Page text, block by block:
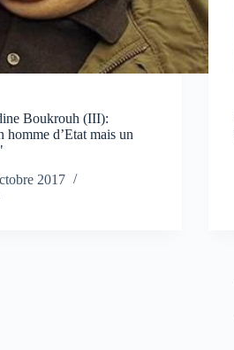
Boukrouh (III):
homme d’Etat mais un
2017